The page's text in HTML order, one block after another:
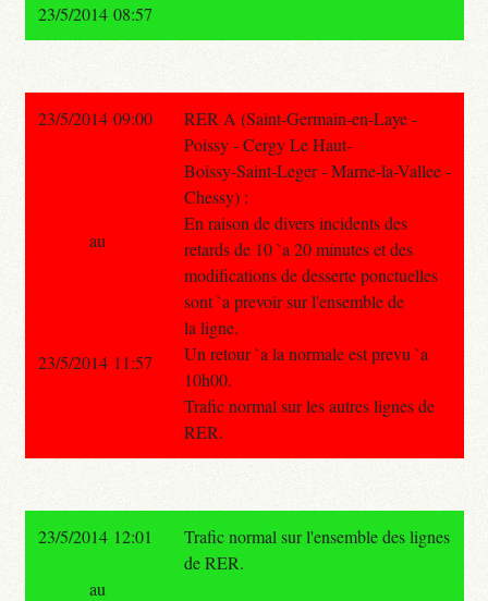
23/5/2014 08:57
23/5/2014 09:00
RER A (Saint-Germain-en-Laye -
Poissy - Cergy Le Haut-
Boissy-Saint-Leger - Marne-la-Vallee -
Chessy) :
En raison de divers incidents des
retards de 10 `a 20 minutes et des
modifications de desserte ponctuelles
sont `a prevoir sur l'ensemble de
la ligne.
Un retour `a la normale est prevu `a
10h00.
Trafic normal sur les autres lignes de
RER.
au
23/5/2014 11:57
23/5/2014 12:01
Trafic normal sur l'ensemble des lignes
de RER.
au